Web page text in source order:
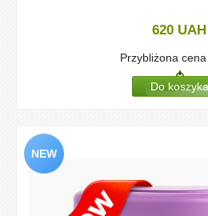
620 UAH
Przybliżona cena